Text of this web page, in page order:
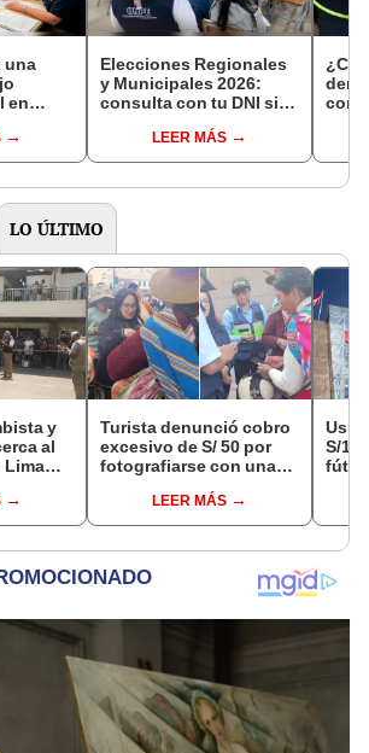
una
en
Elecciones Regionales
y Municipales 2026:
consulta con tu DNI si
de mesa para este 4 de
octubre en el link oficial
LEER MÁS
con
LO ÚLTIMO
y
al
Lima
Turista denunció cobro
excesivo de S/ 50 por
fotografiarse con una
Serenazgo recuperó el
dinero
LEER MÁS
S/